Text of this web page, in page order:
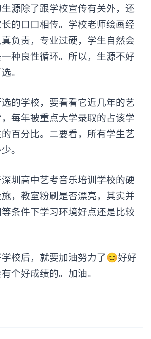
源除了跟学校宣传有关外，还
的口口相传。学校老师绘画经
负责，专业过硬，学生自然会
种良性循环。所以，生源不好
。
学校，要看看它近几年的艺
每年被重点大学录取的占该学
百分比。二要看，所有学生艺
。
高中艺考音乐培训学校的硬
，教室粉刷是否漂亮，其实并
条件下学习环境好点还是比较
后，就要加油努力了😊好好
个好成绩的。加油。